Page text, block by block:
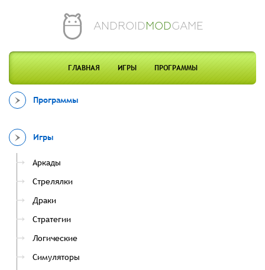
ANDROIDMODGAME
ГЛАВНАЯ ИГРЫ ПРОГРАММЫ
Программы
Игры
Аркады
Стрелялки
Драки
Стратегии
Логические
Симуляторы